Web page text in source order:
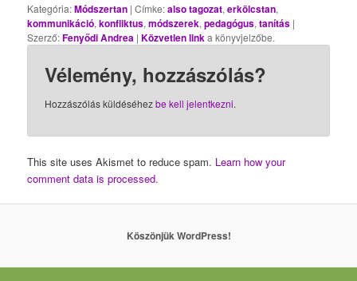
Kategória:Módszertan | Címke:also tagozat,erkölcstan,
kommunikáció,konfliktus,módszerek,pedagógus,tanítás |
Szerző:Fenyődi Andrea |Közvetlen linka könyvjelzőbe.
Vélemény, hozzászólás?
Hozzászólás küldéséhezbe kell jelentkezni.
This site uses Akismet to reduce spam. Learn how your
comment data is processed.
Köszönjük WordPress!